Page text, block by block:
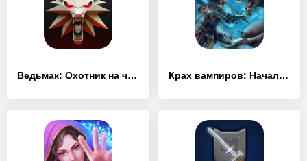
Ведьмак: Охотник на чудовищ Крах вампиров: Начало РПГ